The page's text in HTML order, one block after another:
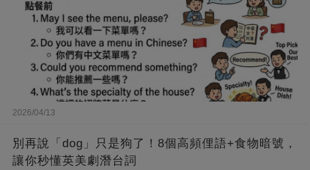
2026/04/13
別再說「dog」只是狗了！8個高頻俚語+食物暗號，
讓你秒懂英美劇潛台詞